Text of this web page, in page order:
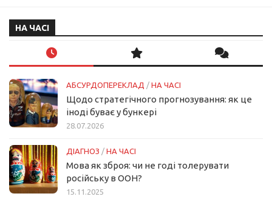
НА ЧАСІ
АБСУРДОПЕРЕКЛАД / НА ЧАСІ
Щодо стратегічного прогнозування: як це
іноді буває у бункері
28.07.2026
ДІАГНОЗ / НА ЧАСІ
Мова як зброя: чи не годі толерувати
російську в ООН?
15.11.2025